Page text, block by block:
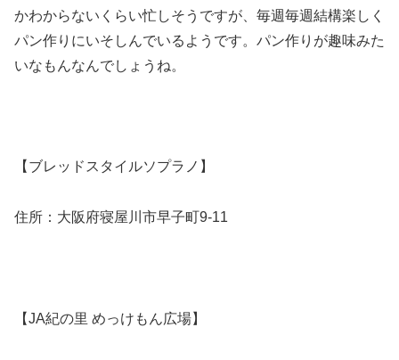
かわからないくらい忙しそうですが、毎週毎週結構楽しく
パン作りにいそしんでいるようです。パン作りが趣味みた
いなもんなんでしょうね。
【ブレッドスタイルソプラノ】
住所：大阪府寝屋川市早子町9-11
【JA紀の里 めっけもん広場】